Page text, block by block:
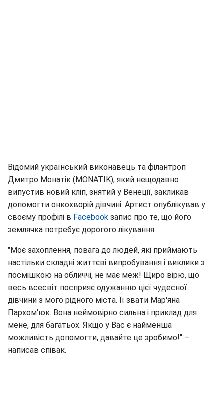
Відомий український виконавець та філантроп
Дмитро Монатік (MONATIK), який нещодавно
випустив новий кліп, знятий у Венеції, закликав
допомогти онкохворій дівчині. Артист опублікував у
своєму профілі в Facebook запис про те, що його
землячка потребує дорогого лікування.
"Моє захоплення, повага до людей, які приймають
настільки складні життєві випробування і виклики з
посмішкою на обличчі, не має меж! Щиро вірю, що
весь всесвіт посприяє одужанню цієї чудесної
дівчини з мого рідного міста. Її звати Мар'яна
Пархом'юк. Вона неймовірно сильна і приклад для
мене, для багатьох. Якщо у Вас є найменша
можливість допомогти, давайте це зробимо!" –
написав співак.